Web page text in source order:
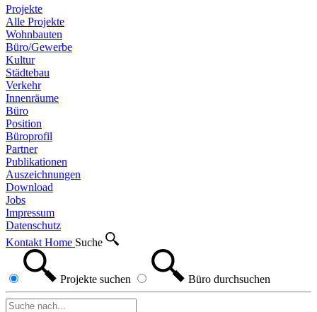
Projekte
Alle Projekte
Wohnbauten
Büro/Gewerbe
Kultur
Städtebau
Verkehr
Innenräume
Büro
Position
Büroprofil
Partner
Publikationen
Auszeichnungen
Download
Jobs
Impressum
Datenschutz
Kontakt Home Suche
Projekte suchen Büro durchsuchen